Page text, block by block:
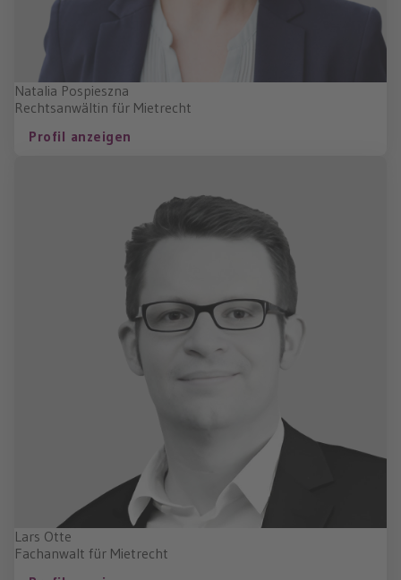
Natalia Pospieszna
Rechtsanwältin für Mietrecht
Profil anzeigen
Lars Otte
Fachanwalt für Mietrecht